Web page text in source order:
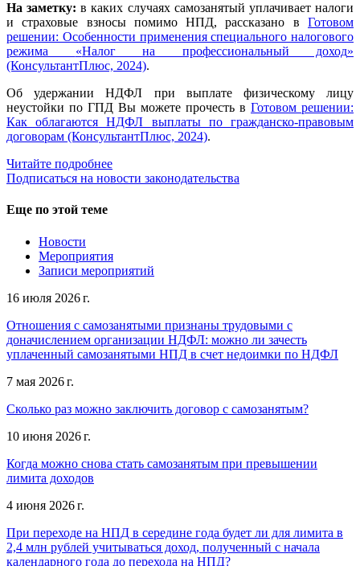
На заметку:в каких случаях самозанятый уплачивает налоги
и страховые взносы помимо НПД, рассказано в Готовом
решении: Особенности применения специального налогового
режима «Налог на профессиональный доход»
(КонсультантПлюс, 2024).
Об удержании НДФЛ при выплате физическому лицу
неустойки по ГПД Вы можете прочесть в Готовом решении:
Как облагаются НДФЛ выплаты по гражданско-правовым
договорам (КонсультантПлюс, 2024).
Читайте подробнее
Подписаться на новости законодательства
Еще по этой теме
Новости
Мероприятия
Записи мероприятий
16 июля 2026 г.
Отношения с самозанятыми признаны трудовыми с
доначислением организации НДФЛ: можно ли зачесть
уплаченный самозанятыми НПД в счет недоимки по НДФЛ
7 мая 2026 г.
Сколько раз можно заключить договор с самозанятым?
10 июня 2026 г.
Когда можно снова стать самозанятым при превышении
лимита доходов
4 июня 2026 г.
При переходе на НПД в середине года будет ли для лимита в
2,4 млн рублей учитываться доход, полученный с начала
календарного года до перехода на НПД?